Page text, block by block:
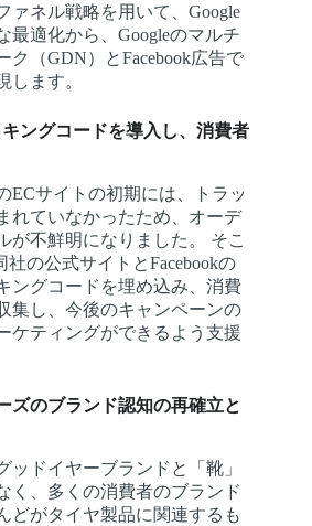
ァネル戦略を用いて、Google
最適化から、Googleのマルチ
ク（GDN）とFacebook広告で
します。
ングコードを導入し、消費者
ECサイトの初期には、トラッ
れていなかったため、オーデ
が不鮮明になりました。 そこ
の公式サイトとFacebookの
ングコードを埋め込み、消費
集し、今後のキャンペーンの
ケティングができるよう支援
ズのブランド認知の再確立と
ッドイヤーブランドと「靴」
く、多くの消費者のブランド
どがタイヤ製品に関連するも